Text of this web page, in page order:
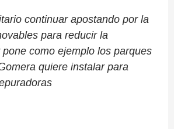
continuar apostando por la
para reducir la
como ejemplo los parques
quiere instalar para